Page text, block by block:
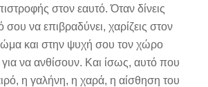
στον εαυτό. Όταν δίνεις
σου να επιβραδύνει, χαρίζεις στον
και στην ψυχή σου τον χώρο
για να ανθίσουν. Και ίσως, αυτό που
η γαλήνη, η χαρά, η αίσθηση του